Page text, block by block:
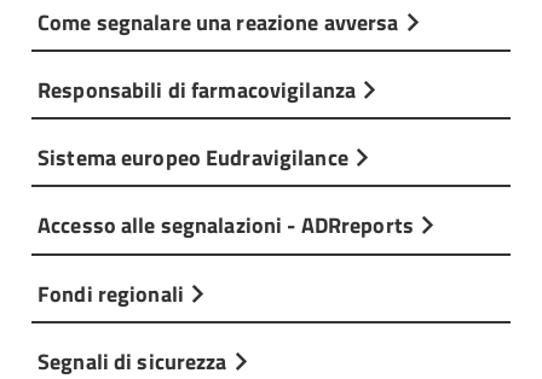
Come segnalare una reazione avversa
Responsabili di farmacovigilanza
Sistema europeo Eudravigilance
Accesso alle segnalazioni - ADRreports
Fondi regionali
Segnali di sicurezza